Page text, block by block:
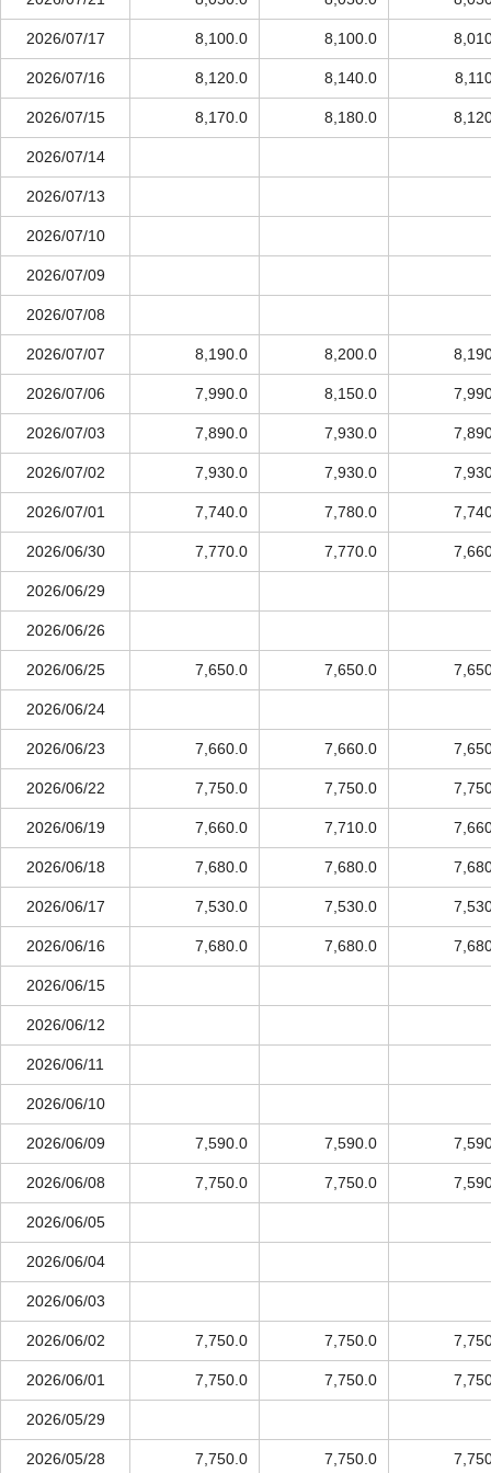
2026/07/17 8,100.0 8,100.0
2026/07/16 8,120.0 8,140.0
2026/07/15 8,170.0 8,180.0
2026/07/14
2026/07/13
2026/07/10
2026/07/09
2026/07/08
2026/07/07 8,190.0 8,200.0
2026/07/06 7,990.0 8,150.0
2026/07/03 7,890.0 7,930.0
2026/07/02 7,930.0 7,930.0
2026/07/01 7,740.0 7,780.0
2026/06/30 7,770.0 7,770.0
2026/06/29
2026/06/26
2026/06/25 7,650.0 7,650.0
2026/06/24
2026/06/23 7,660.0 7,660.0
2026/06/22 7,750.0 7,750.0
2026/06/19 7,660.0 7,710.0
2026/06/18 7,680.0 7,680.0
2026/06/17 7,530.0 7,530.0
2026/06/16 7,680.0 7,680.0
2026/06/15
2026/06/12
2026/06/11
2026/06/10
2026/06/09 7,590.0 7,590.0
2026/06/08 7,750.0 7,750.0
2026/06/05
2026/06/04
2026/06/03
2026/06/02 7,750.0 7,750.0
2026/06/01 7,750.0 7,750.0
2026/05/29
2026/05/28 7,750.0 7,750.0